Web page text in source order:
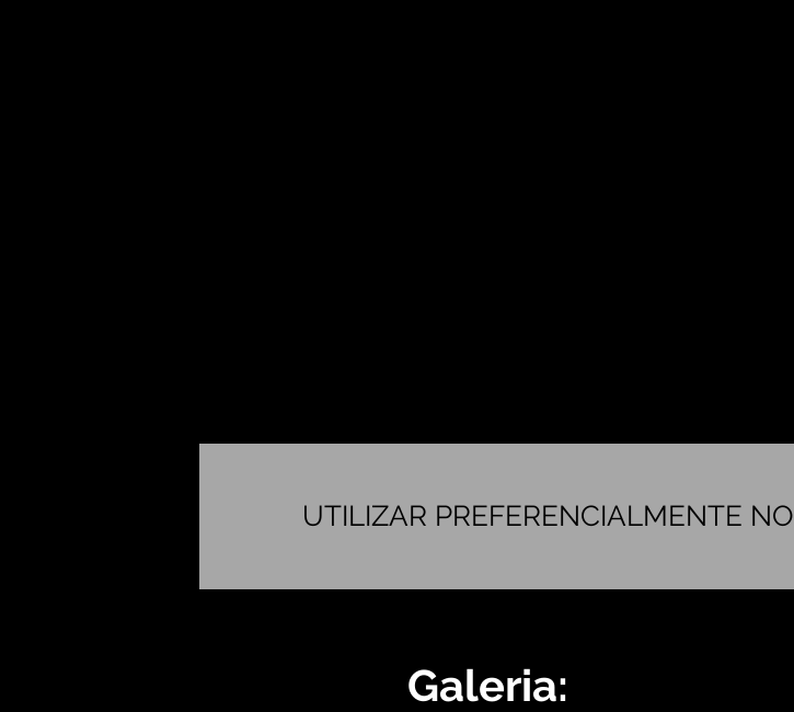
UTILIZAR PREFERENCIALMENTE NO
Galeria: